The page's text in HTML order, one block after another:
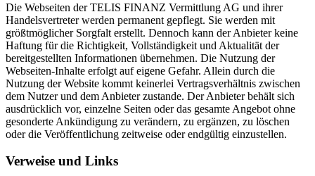
Die Webseiten der TELIS FINANZ Vermittlung AG und ihrer
Handelsvertreter werden permanent gepflegt. Sie werden mit
größtmöglicher Sorgfalt erstellt. Dennoch kann der Anbieter keine
Haftung für die Richtigkeit, Vollständigkeit und Aktualität der
bereitgestellten Informationen übernehmen. Die Nutzung der
Webseiten-Inhalte erfolgt auf eigene Gefahr. Allein durch die
Nutzung der Website kommt keinerlei Vertragsverhältnis zwischen
dem Nutzer und dem Anbieter zustande. Der Anbieter behält sich
ausdrücklich vor, einzelne Seiten oder das gesamte Angebot ohne
gesonderte Ankündigung zu verändern, zu ergänzen, zu löschen
oder die Veröffentlichung zeitweise oder endgültig einzustellen.
Verweise und Links